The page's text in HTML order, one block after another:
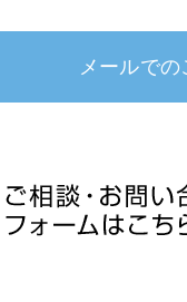
メールで